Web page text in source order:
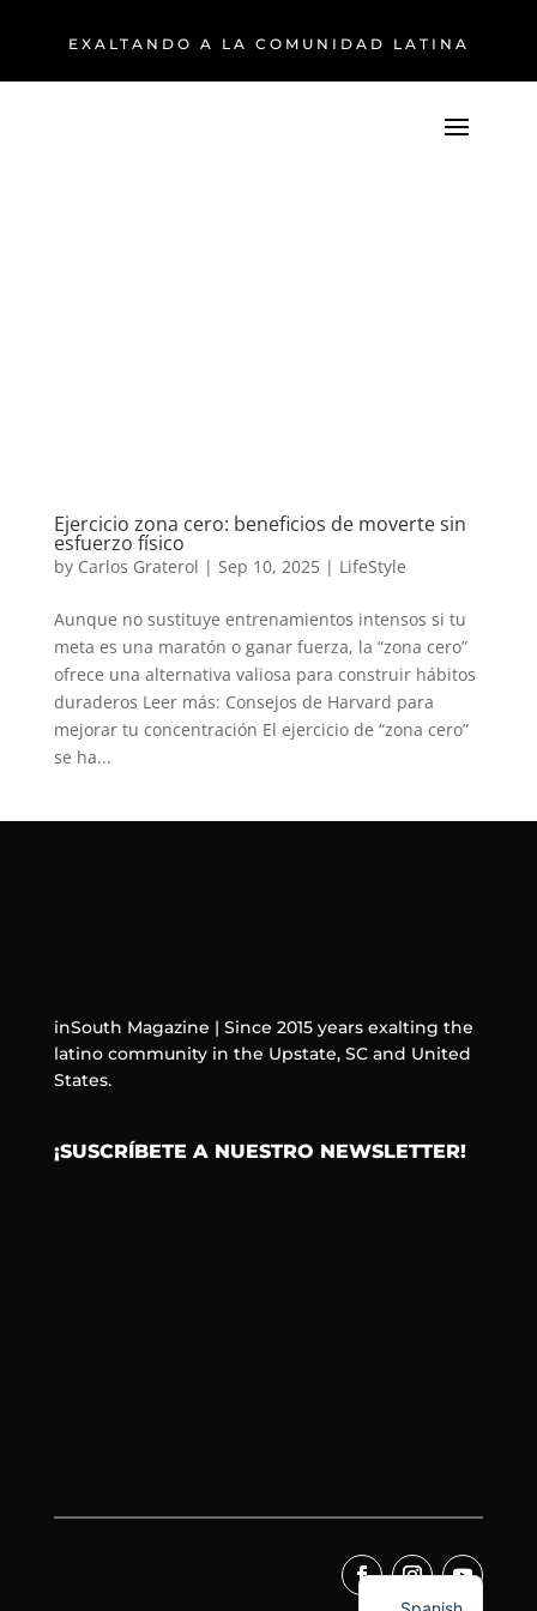
EXALTANDO A LA COMUNIDAD LATINA
Ejercicio zona cero: beneficios de moverte sin
esfuerzo físico
by Carlos Graterol | Sep 10, 2025| LifeStyle
Aunque no sustituye entrenamientos intensos si tu
meta es una maratón o ganar fuerza, la “zona cero”
ofrece una alternativa valiosa para construir hábitos
duraderos Leer más: Consejos de Harvard para
mejorar tu concentración El ejercicio de “zona cero”
se ha...
inSouth Magazine | Since 2015 years exalting the
latino community in the Upstate, SC and United
States.
¡SUSCRÍBETE A NUESTRO NEWSLETTER!